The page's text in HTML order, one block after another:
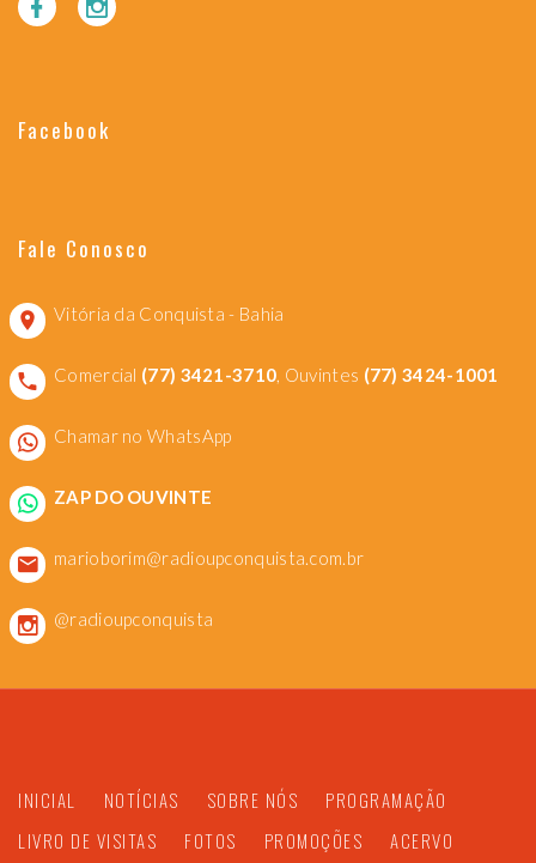
Facebook
Fale Conosco
Vitória da Conquista - Bahia
Comercial (77) 3421-3710, Ouvintes (77) 3424-1001
Chamar no WhatsApp
ZAP DO OUVINTE
marioborim@radioupconquista.com.br
@radioupconquista
INICIAL NOTÍCIAS SOBRE NÓS
PROGRAMAÇÃO
LIVRO DE VISITAS
FOTOS PROMOÇÕES ACERVO